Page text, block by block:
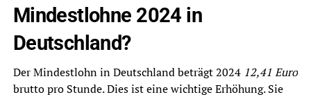
Mindestlohne 2024 in
Deutschland?
Der Mindestlohn in Deutschland beträgt 2024 12,41 Euro
brutto pro Stunde. Dies ist eine wichtige Erhöhung. Sie